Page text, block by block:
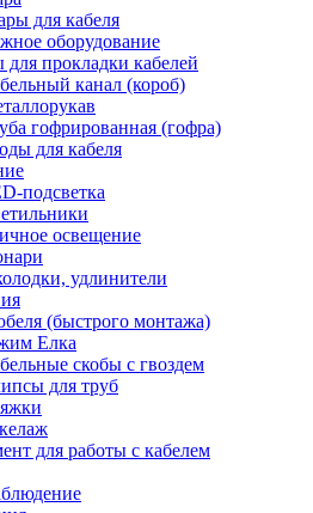
для кабеля
оборудование
прокладки кабелей
канал (короб)
гофрированная (гофра)
для кабеля
подсветка
освещение
удлинители
(быстрого монтажа)
Елка
скобы с гвоздем
для труб
для работы с кабелем